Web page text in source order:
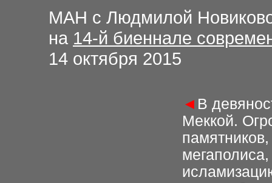
МАН с Людмилой
на 14-й биеннале
14 октября 2015
◄ В
Меккой.
памятников,